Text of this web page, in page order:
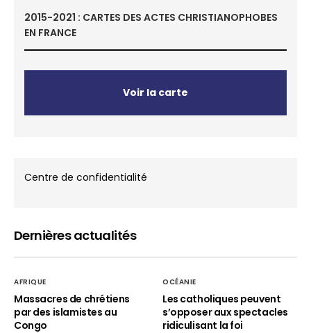
2015-2021 : CARTES DES ACTES CHRISTIANOPHOBES
EN FRANCE
Voir la carte
Centre de confidentialité
Dernières actualités
AFRIQUE
Massacres de chrétiens
par des islamistes au
Congo
OCÉANIE
Les catholiques peuvent
s’opposer aux spectacles
ridiculisant la foi